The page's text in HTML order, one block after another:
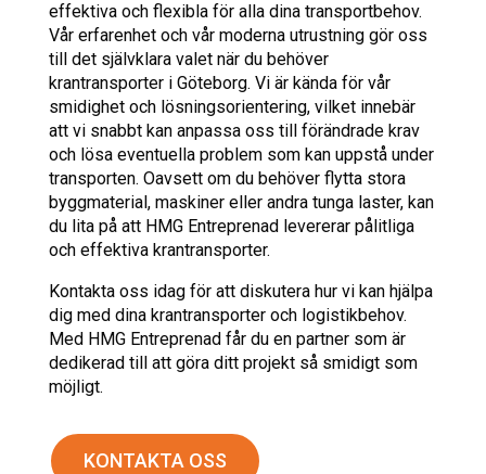
effektiva och flexibla för alla dina transportbehov.
Vår erfarenhet och vår moderna utrustning gör oss
till det självklara valet när du behöver
krantransporter i Göteborg. Vi är kända för vår
smidighet och lösningsorientering, vilket innebär
att vi snabbt kan anpassa oss till förändrade krav
och lösa eventuella problem som kan uppstå under
transporten. Oavsett om du behöver flytta stora
byggmaterial, maskiner eller andra tunga laster, kan
du lita på att HMG Entreprenad levererar pålitliga
och effektiva krantransporter.
Kontakta oss idag för att diskutera hur vi kan hjälpa
dig med dina krantransporter och logistikbehov.
Med HMG Entreprenad får du en partner som är
dedikerad till att göra ditt projekt så smidigt som
möjligt.
KONTAKTA OSS